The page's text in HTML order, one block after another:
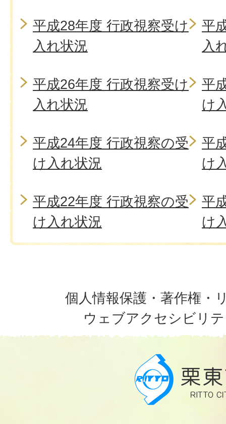
平成28年度 行政視察受け
入れ状況
平
入
平成26年度 行政視察受け
入れ状況
平
け
平成24年度 行政視察の受
け入れ状況
平
け
平成22年度 行政視察の受
け入れ状況
平
け
個人情報保護・著作権・
ウェブアクセシビリ